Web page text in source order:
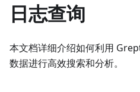
日志查询
本文档详细介绍如何利用
数据进行高效搜索和分析。